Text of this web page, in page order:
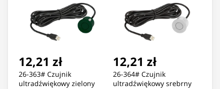
12,21 zł
26-363# Czujnik
ultradźwiękowy zielony
12,21 zł
26-364# Czujnik
ultradźwiękowy srebrny